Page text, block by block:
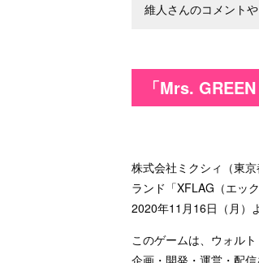
維人さんのコメント
「Mrs.
株式会社ミクシィ（東
ランド「XFLAG（エッ
2020年11月16日（月）
このゲームは、ウォル